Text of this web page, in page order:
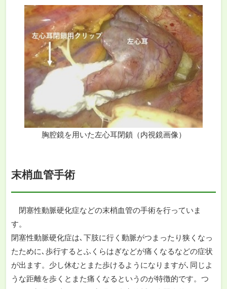
胸腔鏡を用いた左心耳閉鎖（内視鏡画像）
末梢血管手術
閉塞性動脈硬化症などの末梢血管の手術を行っていま
す。
閉塞性動脈硬化症は､下肢に行く動脈がつまったり狭くなっ
たために､歩行するとふくらはぎなどが痛くなるなどの症状
が出ます。少し休むとまた歩けるようになりますが､同じよ
うな距離を歩くとまた痛くなるというのが特徴的です。つ